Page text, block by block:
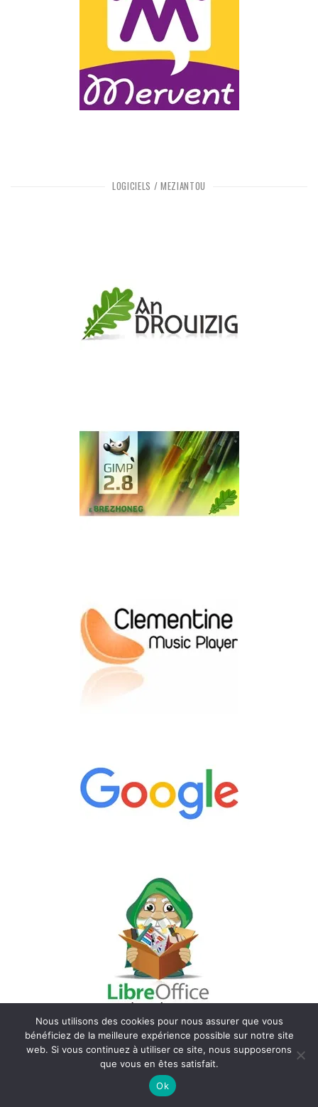
LOGICIELS / MEZIANTOÙ
Nous utilisons des cookies pour nous assurer que vous
bénéficiez de la meilleure expérience possible sur notre site
web. Si vous continuez à utiliser ce site, nous supposerons
que vous en êtes satisfait.
Ok